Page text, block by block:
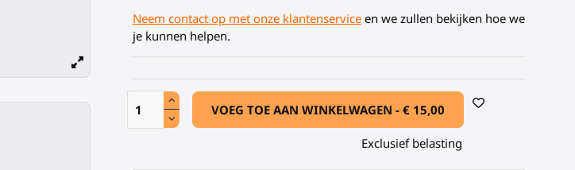
Neem contact op met onze klantenserviceen we zullen bekijken hoe we
je kunnen helpen.
VOEG TOE AAN WINKELWAGEN -€ 15,00
Exclusief belasting